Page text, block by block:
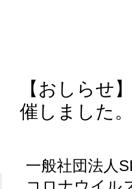
【おしらせ
催しました
一般社団法人